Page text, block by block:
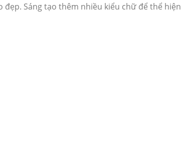
Sáng tạo thêm nhiều kiểu chữ để thể